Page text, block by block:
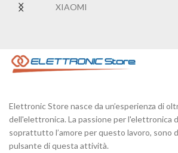
XIAOMI
Elettronic Store nasce da un’esperienza di
dell'elettronica. La passione per l'elettronica
soprattutto l’amore per questo lavoro, sono
pulsante di questa attività.